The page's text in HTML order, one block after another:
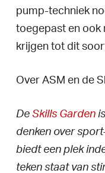
pump-techniek
toegepast en ook
krijgen tot dit
Over ASM en de
De Skills Gardenis
denken over
biedt een plek
teken staat van